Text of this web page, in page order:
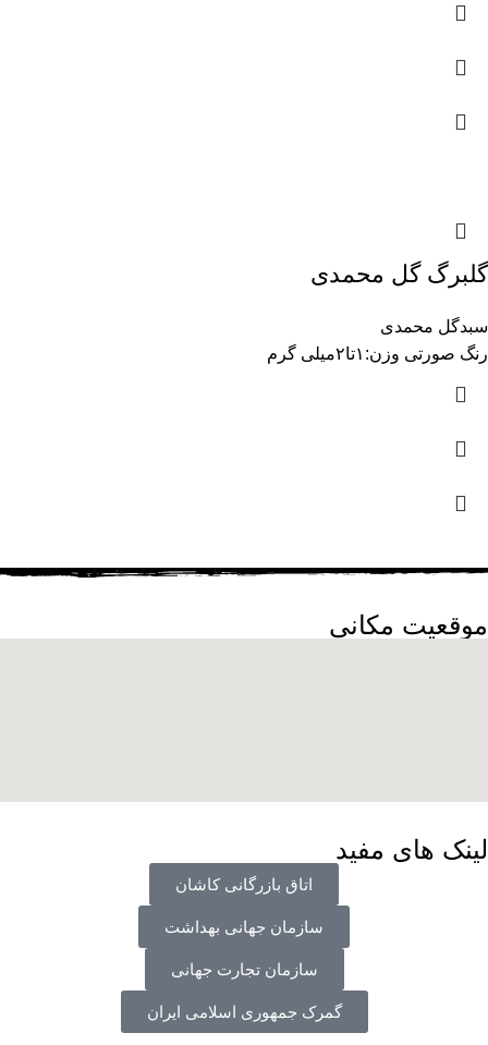
گلبرگ گل محمدی
سبدگل محمدی
رنگ صورتی وزن:۱تا۲میلی گرم
موقعیت مکانی
لینک های مفید
اتاق بازرگانی کاشان
سازمان جهانی بهداشت
سازمان تجارت جهانی
گمرک جمهوری اسلامی ایران